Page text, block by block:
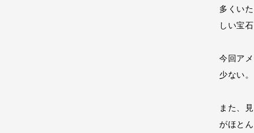
多くい
しい宝
今回ア
少ない。
また、
がほとん